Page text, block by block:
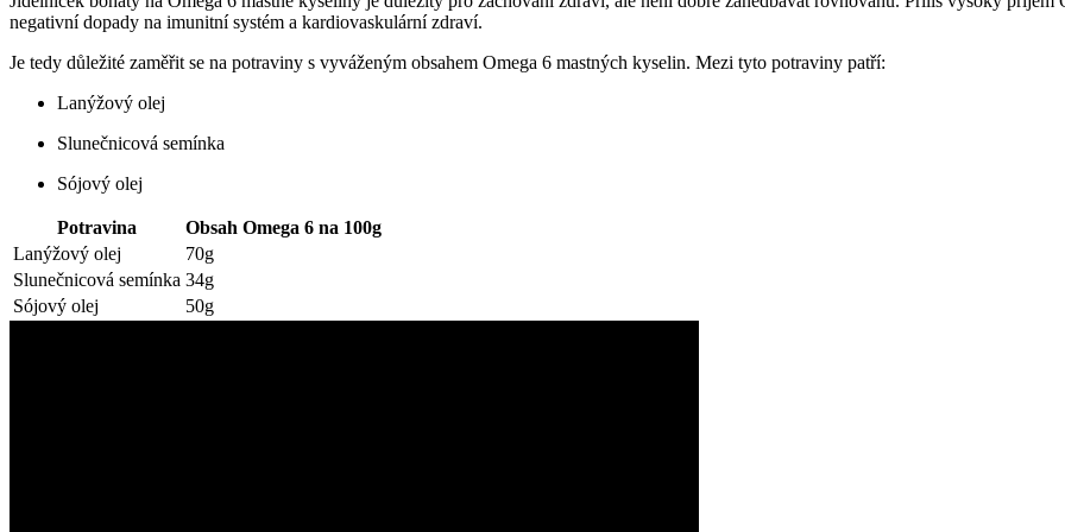
negativní dopady na imunitní systém a kardiovaskulární zdraví.
Je tedy důležité zaměřit se na potraviny s vyváženým obsahem Omega 6 mastných kyselin. Mezi tyto potraviny patří:
Lanýžový olej
Slunečnicová semínka
Sójový olej
Potravina
Obsah Omega 6 na 100g
Lanýžový olej
70g
Slunečnicová semínka 34g
Sójový olej
50g